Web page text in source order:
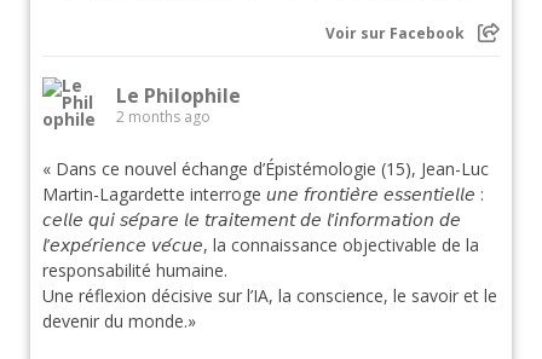
Voir sur Facebook
Le Philophile
2 months ago
« Dans ce nouvel échange d’Épistémologie (15), Jean-Luc
Martin-Lagardette interroge 𝘶𝘯𝘦 𝘧𝘳𝘰𝘯𝘵𝘪𝘦̀𝘳𝘦 𝘦𝘴𝘴𝘦𝘯𝘵𝘪𝘦𝘭𝘭𝘦 :
𝘤𝘦𝘭𝘭𝘦 𝘲𝘶𝘪 𝘴𝘦́𝘱𝘢𝘳𝘦 𝘭𝘦 𝘵𝘳𝘢𝘪𝘵𝘦𝘮𝘦𝘯𝘵 𝘥𝘦 𝘭’𝘪𝘯𝘧𝘰𝘳𝘮𝘢𝘵𝘪𝘰𝘯 𝘥𝘦
𝘭’𝘦𝘹𝘱𝘦́𝘳𝘪𝘦𝘯𝘤𝘦 𝘷𝘦́𝘤𝘶𝘦, la connaissance objectivable de la
responsabilité humaine.
Une réflexion décisive sur l’IA, la conscience, le savoir et le
devenir du monde.»